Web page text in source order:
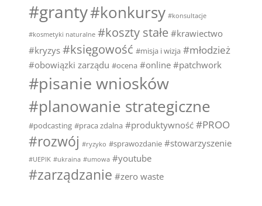
#granty#konkursy #konsultacje
#kosmetyki naturalne #koszty stałe #krawiectwo
#kryzys #księgowość #misja i wizja #młodzież
#obowiązki zarządu #ocena #online #patchwork
#pisanie wniosków
#planowanie strategiczne
#podcasting #praca zdalna #produktywność #PROO
#rozwój #ryzyko #sprawozdanie #stowarzyszenie
#UEPIK #ukraina #umowa #youtube
#zarządzanie #zero waste